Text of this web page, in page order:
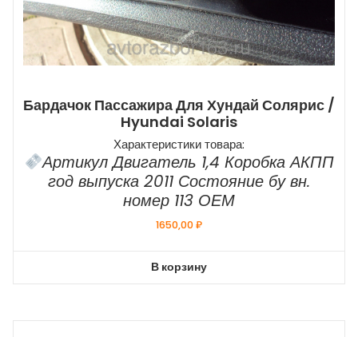
Бардачок Пассажира Для Хундай Солярис /
Hyundai Solaris
Характеристики товара:
Артикул Двигатель 1,4 Коробка АКПП
год выпуска 2011 Состояние бу вн.
номер 113 ОЕМ
1650,00₽
В корзину